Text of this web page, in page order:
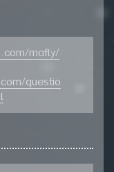
mafly/
questio